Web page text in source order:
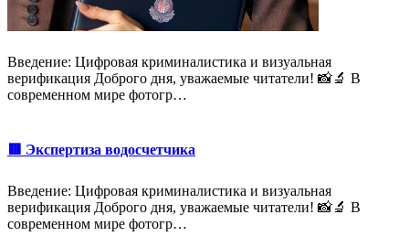
Введение: Цифровая криминалистика и визуальная
верификация Доброго дня, уважаемые читатели! 📸🔬 В
современном мире фотогр…
🟥 Экспертиза водосчетчика
Введение: Цифровая криминалистика и визуальная
верификация Доброго дня, уважаемые читатели! 📸🔬 В
современном мире фотогр…